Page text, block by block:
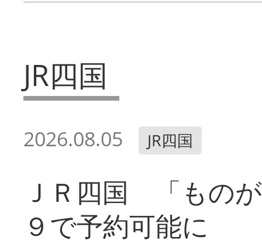
JR四国
2026.08.05 JR四国
ＪＲ四国 「もの
９で予約可能に